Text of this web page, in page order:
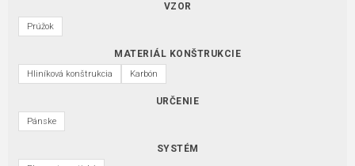
VZOR
Prúžok
MATERIÁL KONŠTRUKCIE
Hliníková konštrukcia Karbón
URČENIE
Pánske
SYSTÉM